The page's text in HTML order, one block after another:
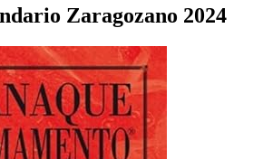
Zaragozano 2024